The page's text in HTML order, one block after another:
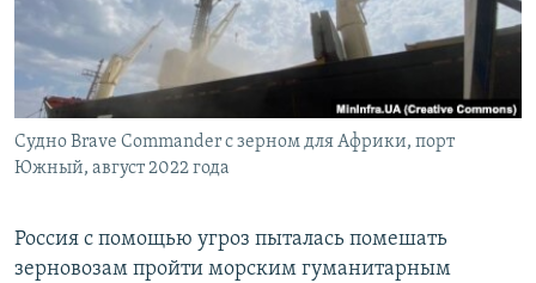
ПОБЕДИТЕЛЕЙ НЕ СУДЯТ?
КРЫМ.НЕПОКОРЕННЫЙ
ELIFBE
УКРАИНСКАЯ ПРОБЛЕМА КРЫМА
ПРИСОЕДИНЯЙТЕСЬ!
Все сайты RFE/RL
Судно Brave Commander с зерном для Африки, порт
Южный, август 2022 года
Россия с помощью угроз пыталась помешать
зерновозам пройти морским гуманитарным